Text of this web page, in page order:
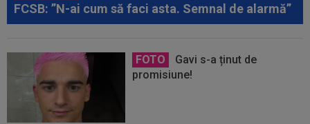
FCSB: ”N-ai cum să faci asta. Semnal de alarmă”
FOTO
Gavi s-a ținut de
promisiune!